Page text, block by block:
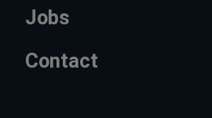
Jobs
Contact